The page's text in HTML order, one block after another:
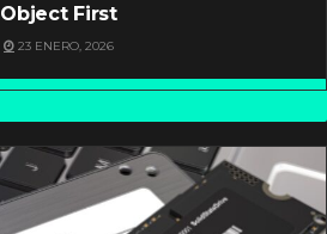
Object First
23 ENERO, 2026